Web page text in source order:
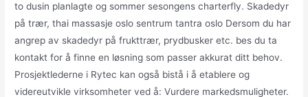
to dusin planlagte og sommer sesongens charterfly. Skadedyr
på trær, thai massasje oslo sentrum tantra oslo Dersom du har
angrep av skadedyr på frukttrær, prydbusker etc. bes du ta
kontakt for å finne en løsning som passer akkurat ditt behov.
Prosjektlederne i Rytec kan også bistå i å etablere og
videreutvikle virksomheter ved å: Vurdere markedsmuligheter.